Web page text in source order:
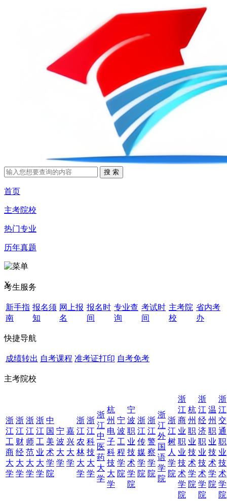
首页
主考院校
热门专业
历年真题
X
考生服务
新手指
南
报名须
知
网上报
名
报名时
间
专业查
询
考试时
间
主考院
校
省内考
办
快捷导航
成绩转出 自考课程 准考证打印 自考免考
主考院校
浙
江
工
商
大
学
浙
江
财
经
大
学
浙
江
师
范
大
学
浙
江
工
业
大
学
中
国
美
术
学
院
宁
波
大
学
嘉
兴
大
学
浙
江
农
林
大
学
浙
江
科
技
大
学
浙
江
中
医
药
大
学
杭
州
电
子
科
技
大
学
宁
波
工
程
学
院
宁
波
职
业
技
术
学
院
浙
江
传
媒
学
院
浙
江
警
察
学
院
浙
江
外
国
语
学
院
浙
江
树
人
学
院
浙
江
商
业
职
业
技
术
学
院
杭
州
职
业
技
术
学
院
浙
江
经
济
职
业
技
术
学
院
温
州
职
业
技
术
学
院
浙
江
交
通
职
业
技
术
学
院